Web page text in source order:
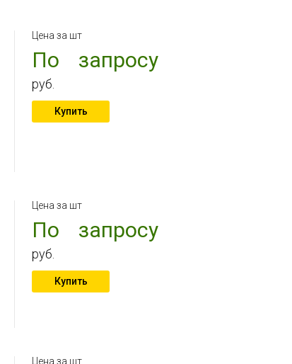
Цена за шт
По запросу
руб.
Купить
Цена за шт
По запросу
руб.
Купить
Цена за шт